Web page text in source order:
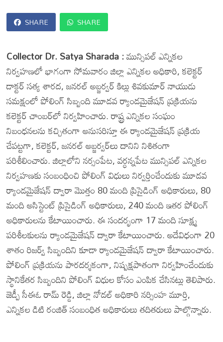
SHARE SHARE
Collector Dr. Satya Sharada :మున్సిపల్ ఎన్నికల
నిర్వహణలో భాగంగా సోమవారం జిల్లా ఎన్నికల అధికారి, కలెక్టర్
డాక్టర్ సత్య శారద, జనరల్ అబ్జర్వర్ కిల్లు శివకుమార్ నాయుడు
సమక్షంలో పోలింగ్ సిబ్బంది మూడవ ర్యాండమైజేషన్ ప్రక్రియను
కలెక్టర్ చాంబర్‌లో నిర్వహించారు. రాష్ట్ర ఎన్నికల సంఘం
నిబంధనలను కచ్చితంగా అనుసరిస్తూ ఈ ర్యాండమైజేషన్ ప్రక్రియ
చేపట్టగా, కలెక్టర్, జనరల్ అబ్జర్వర్‌లు దానిని నిశితంగా
పరిశీలించారు. జిల్లాలోని నర్సంపేట, వర్ధన్నపేట మున్సిపల్ ఎన్నికల
నిర్వహణకు సంబంధించి పోలింగ్ విధులు నిర్వర్తించేందుకు మూడవ
ర్యాండమైజేషన్ ద్వారా మొత్తం 80 మంది ప్రిసైడింగ్ అధికారులు, 80
మంది అసిస్టెంట్ ప్రిసైడింగ్ అధికారులు, 240 మంది ఇతర పోలింగ్
అధికారులను కేటాయించారు. ఈ సందర్భంగా 17 మంది సూక్ష్మ
పరిశీలకులను ర్యాండమైజేషన్ ద్వారా కేటాయించారు. అదేవిధంగా 20
శాతం రిజర్వ్ సిబ్బందిని కూడా ర్యాండమైజేషన్ ద్వారా కేటాయించారు.
పోలింగ్ ప్రక్రియను పారదర్శకంగా, నిష్పక్షపాతంగా నిర్వహించేందుకు
స్థానికేతర సిబ్బందిని పోలింగ్ విధుల కోసం ఎంపిక చేసినట్లు తెలిపారు.
జెడ్పీ సీఈఓ రామ్ రెడ్డి, జిల్లా నోడల్ అధికారి నర్సింహ మూర్తి,
ఎన్నికల డిటి రంజిత్ సంబంధిత అధికారులు తదితరులు పాల్గొన్నారు.